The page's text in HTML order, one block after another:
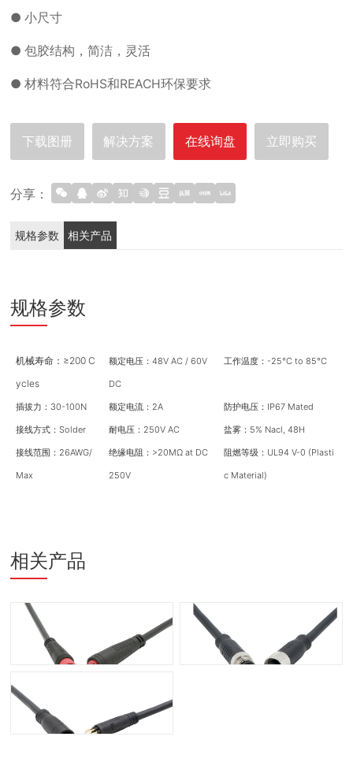
● 小尺寸
● 包胶结构，简洁，灵活
● 材料符合RoHS和REACH环保要求
下载图册 解决方案 在线询盘 立即购买
分享：
规格参数 相关产品
规格参数
机械寿命：≥200 C
ycles
额定电压：48V AC / 60V
DC
工作温度：-25°C to 85°C
插拔力：30-100N 额定电流：2A 防护电压：IP67 Mated
接线方式：Solder 耐电压：250V AC 盐雾：5% Nacl, 48H
接线范围：26AWG/
Max
绝缘电阻：>20MΩ at DC
250V
阻燃等级：UL94 V-0 (Plasti
c Material)
相关产品
Micro-A 2-6 Pin (2A)